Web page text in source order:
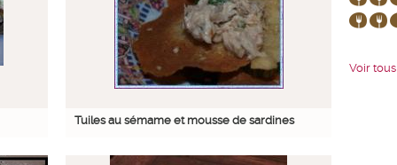
Tuiles au sémame et mousse de sardines
Voir tous